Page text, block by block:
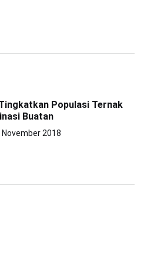
Populasi Ternak
Buatan
November 2018